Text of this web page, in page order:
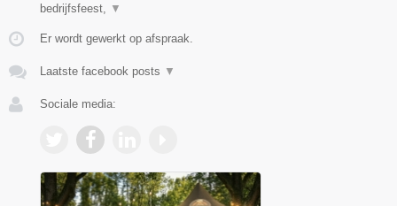
bedrijfsfeest, ▼
Er wordt gewerkt op afspraak.
Laatste facebook posts ▼
Sociale media: